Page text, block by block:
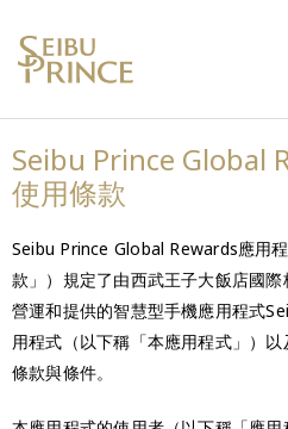
Seibu Prince Global
使用條款
Seibu Prince Global Rewards應用
款」）規定了由西武王子大飯店國際
營運和提供的智慧型手機應用程式
用程式（以下稱「本應用程式」）
條款與條件。